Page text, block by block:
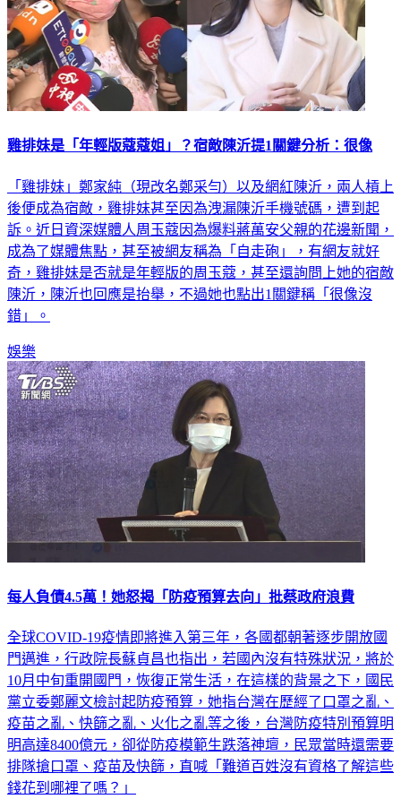
雞排妹是「年輕版蔻蔻姐」？宿敵陳沂提1關鍵分析：很像
「雞排妹」鄭家純（現改名鄭采勻）以及網紅陳沂，兩人槓上
後便成為宿敵，雞排妹甚至因為洩漏陳沂手機號碼，遭到起
訴。近日資深媒體人周玉蔻因為爆料蔣萬安父親的花邊新聞，
成為了媒體焦點，甚至被網友稱為「自走砲」，有網友就好
奇，雞排妹是否就是年輕版的周玉蔻，甚至還詢問上她的宿敵
陳沂，陳沂也回應是抬舉，不過她也點出1關鍵稱「很像沒
錯」。
娛樂
每人負債4.5萬！她怒揭「防疫預算去向」批蔡政府浪費
全球COVID-19疫情即將進入第三年，各國都朝著逐步開放國
門邁進，行政院長蘇貞昌也指出，若國內沒有特殊狀況，將於
10月中旬重開國門，恢復正常生活，在這樣的背景之下，國民
黨立委鄭麗文檢討起防疫預算，她指台灣在歷經了口罩之亂、
疫苗之亂、快篩之亂、火化之亂等之後，台灣防疫特別預算明
明高達8400億元，卻從防疫模範生跌落神壇，民眾當時還需要
排隊搶口罩、疫苗及快篩，直喊「難道百姓沒有資格了解這些
錢花到哪裡了嗎？」